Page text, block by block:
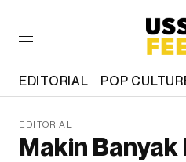
EDITORIAL POP
EDITORIAL
Makin Banyak